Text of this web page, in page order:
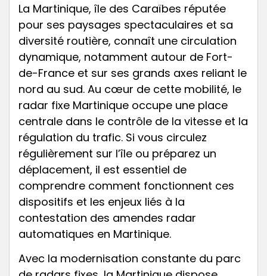
La Martinique, île des Caraïbes réputée
pour ses paysages spectaculaires et sa
diversité routière, connaît une circulation
dynamique, notamment autour de Fort-
de-France et sur ses grands axes reliant le
nord au sud. Au cœur de cette mobilité, le
radar fixe Martinique occupe une place
centrale dans le contrôle de la vitesse et la
régulation du trafic. Si vous circulez
régulièrement sur l’île ou préparez un
déplacement, il est essentiel de
comprendre comment fonctionnent ces
dispositifs et les enjeux liés à la
contestation des amendes radar
automatiques en Martinique.
Avec la modernisation constante du parc